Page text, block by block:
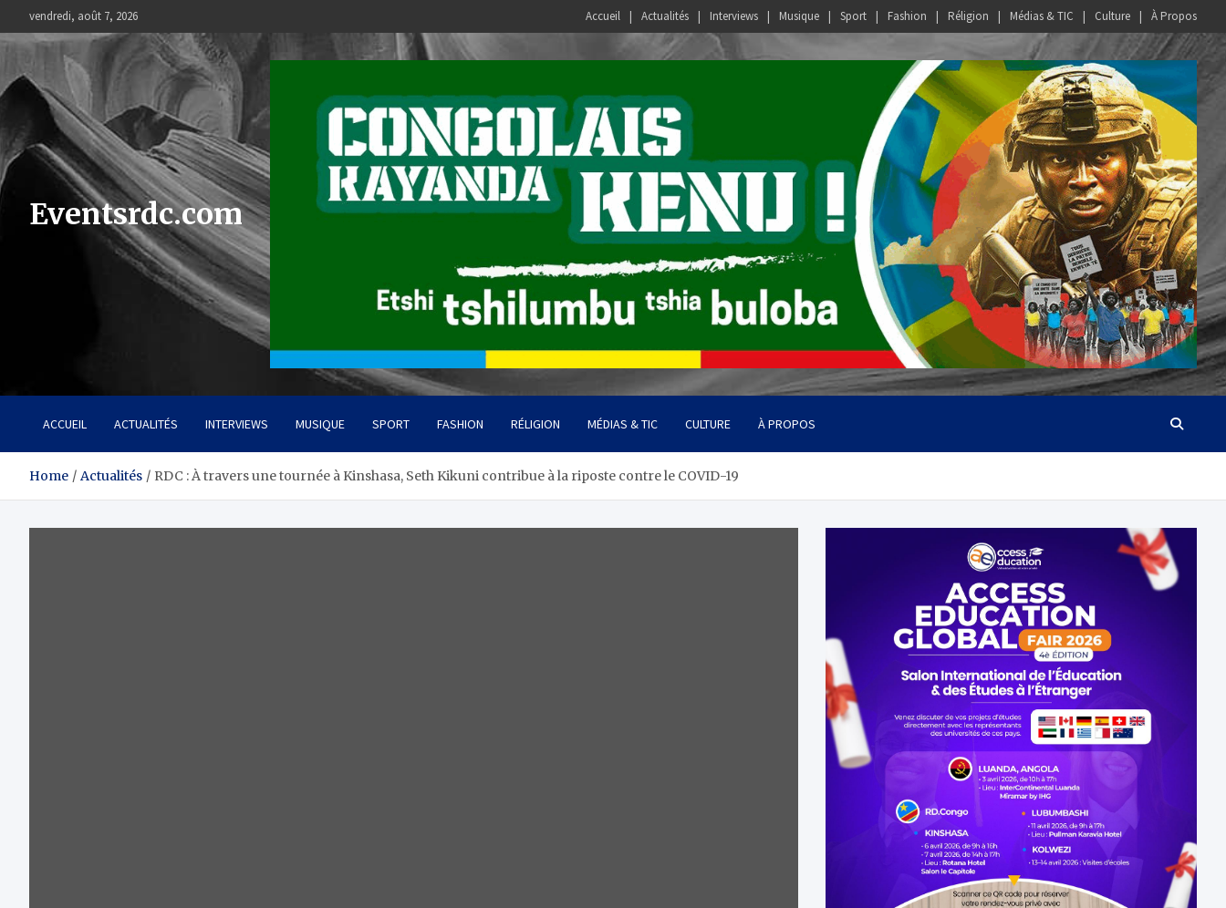
to
content
vendredi, août 7, 2026 Accueil Actualités Interviews Musique Sport Fashion Réligion Médias & TIC Culture À Propos
Eventsrdc.com
ACCUEIL ACTUALITÉS INTERVIEWS MUSIQUE SPORT FASHION RÉLIGION MÉDIAS & TIC CULTURE À PROPOS
Home Actualités RDC : À travers une tournée à Kinshasa, Seth Kikuni contribue à la riposte contre le COVID-19